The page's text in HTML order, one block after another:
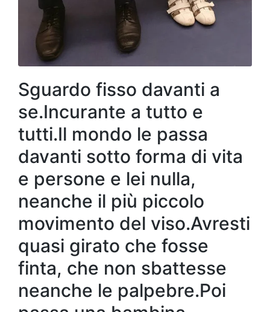
Sguardo fisso davanti a
se.Incurante a tutto e
tutti.Il mondo le passa
davanti sotto forma di vita
e persone e lei nulla,
neanche il più piccolo
movimento del viso.Avresti
quasi girato che fosse
finta, che non sbattesse
neanche le palpebre.Poi